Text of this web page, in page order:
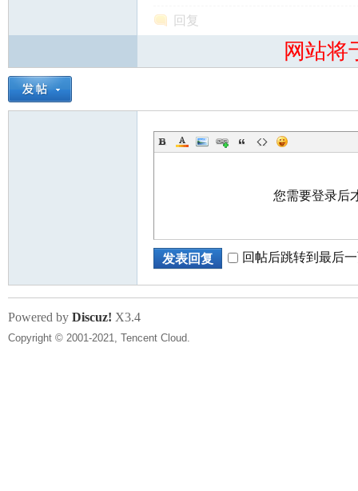
青
回复
网站将
您需要登录后
发表回复 回帖后跳转到最后
Powered by Discuz! X3.4
Copyright © 2001-2021, Tencent Cloud.